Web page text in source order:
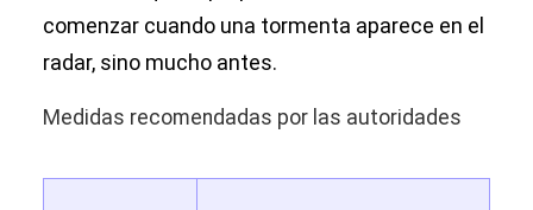
comenzar cuando una tormenta aparece en el
radar, sino mucho antes.
Medidas recomendadas por las autoridades